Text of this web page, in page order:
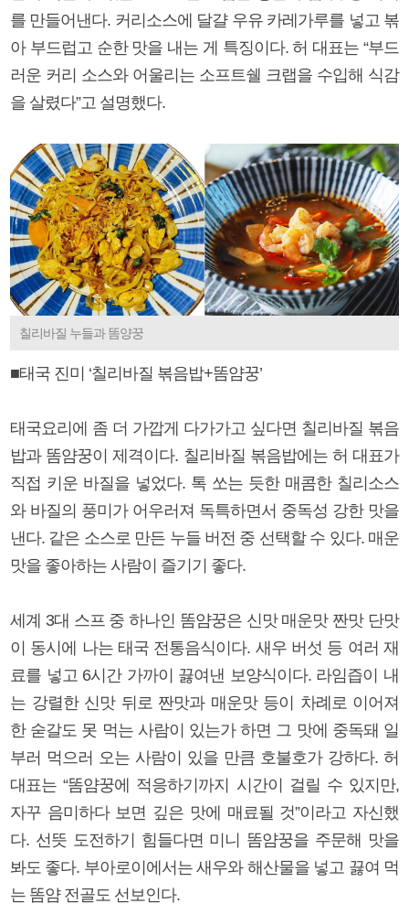
를 만들어낸다. 커리소스에 달걀 우유 카레가루를 넣고 볶
아 부드럽고 순한 맛을 내는 게 특징이다. 허 대표는 “부드
러운 커리 소스와 어울리는 소프트쉘 크랩을 수입해 식감
을 살렸다”고 설명했다.
칠리바질 누들과 똠양꿍
■태국 진미 ‘칠리바질 볶음밥+똠얌꿍’
태국요리에 좀 더 가깝게 다가가고 싶다면 칠리바질 볶음
밥과 똠얌꿍이 제격이다. 칠리바질 볶음밥에는 허 대표가
직접 키운 바질을 넣었다. 톡 쏘는 듯한 매콤한 칠리소스
와 바질의 풍미가 어우러져 독특하면서 중독성 강한 맛을
낸다. 같은 소스로 만든 누들 버전 중 선택할 수 있다. 매운
맛을 좋아하는 사람이 즐기기 좋다.
세계 3대 스프 중 하나인 똠얌꿍은 신맛 매운맛 짠맛 단맛
이 동시에 나는 태국 전통음식이다. 새우 버섯 등 여러 재
료를 넣고 6시간 가까이 끓여낸 보양식이다. 라임즙이 내
는 강렬한 신맛 뒤로 짠맛과 매운맛 등이 차례로 이어져
한 숟갈도 못 먹는 사람이 있는가 하면 그 맛에 중독돼 일
부러 먹으러 오는 사람이 있을 만큼 호불호가 강하다. 허
대표는 “똠얌꿍에 적응하기까지 시간이 걸릴 수 있지만,
자꾸 음미하다 보면 깊은 맛에 매료될 것”이라고 자신했
다. 선뜻 도전하기 힘들다면 미니 똠얌꿍을 주문해 맛을
봐도 좋다. 부아로이에서는 새우와 해산물을 넣고 끓여 먹
는 똠얌 전골도 선보인다.